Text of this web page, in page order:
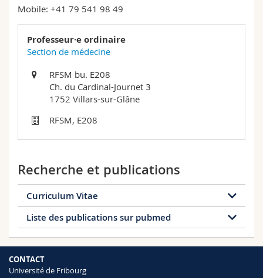
Sciences et médecine
Interfacultaire
Collaborateurs
Doctorants
Webmail
Programme des cours
MyUnifr
Mobile: +41 79 541 98 49
Professeur·e ordinaire
Section de médecine
RFSM bu. E208
Ch. du Cardinal-Journet 3
1752 Villars-sur-Glâne
RFSM, E208
Recherche et publications
Curriculum Vitae
Curriculum Vitae
étudié la médecine à l'Université de Zurich, a fait sa
résidence psychiatrique à Paris, Londres, Lausanne
et Zurich, et a obtenu son diplôme de médecine en
Liste des publications sur pubmed
term=hasler+g
CONTACT
Université de Fribourg